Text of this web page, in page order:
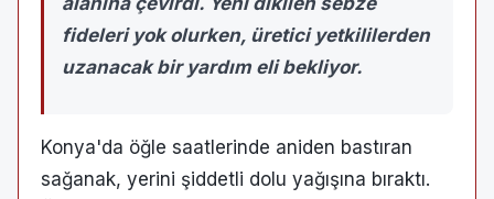
fideleri yok olurken, üretici yetkililerden
uzanacak bir yardım eli bekliyor.
Konya'da öğle saatlerinde aniden bastıran
sağanak, yerini şiddetli dolu yağışına bıraktı.